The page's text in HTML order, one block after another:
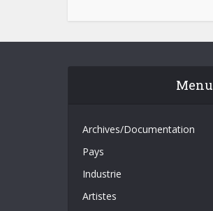
Menu
Archives/Documentation
Pays
Industrie
Artistes